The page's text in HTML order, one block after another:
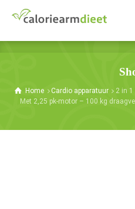
Home Cardio apparatuur
2 in
Met 2,25 pk-motor – 100 kg